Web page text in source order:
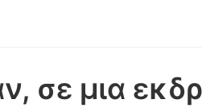
σε μια